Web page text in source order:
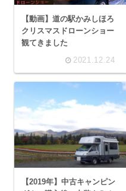
【動画】道の駅かみしほろ
クリスマスドローンショー
観てきました
2021.12.24
【2019年】中古キャンピン